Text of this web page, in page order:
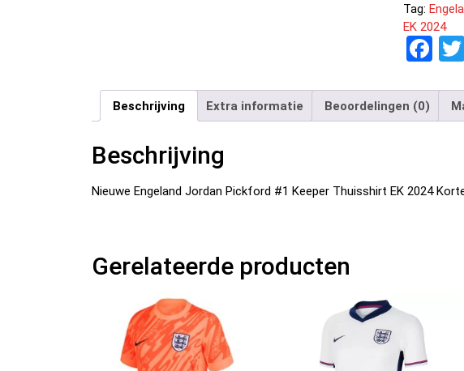
Tag:
EK 2024
F
ce
b
o
k
Beschrijving Extra informatie Beoordelingen (0)
Beschrijving
Nieuwe Engeland Jordan Pickford #1 Keeper Thuisshirt EK 2024
Gerelateerde producten